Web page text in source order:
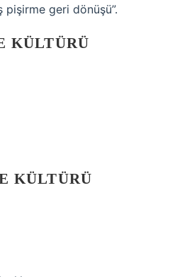
pişirme geri dönüşü”.
KÜLTÜRÜ
KÜLTÜRÜ